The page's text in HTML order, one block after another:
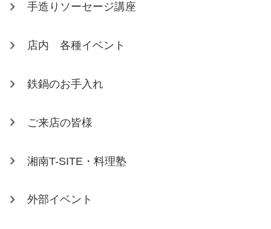
手造りソーセージ講座
店内 各種イベント
鉄鍋のお手入れ
ご来店の皆様
湘南T-SITE・料理塾
外部イベント